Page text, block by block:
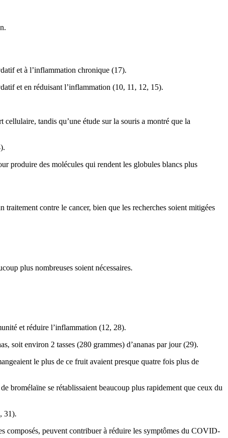
et à l’inflammation chronique (17).
et en réduisant l’inflammation (10, 11, 12, 15).
tandis qu’une étude sur la souris a montré que la
produire des molécules qui rendent les globules blancs plus
contre le cancer, bien que les recherches soient mitigées
plus nombreuses soient nécessaires.
et réduire l’inflammation (12, 28).
soit environ 2 tasses (280 grammes) d’ananas par jour (29).
le plus de ce fruit avaient presque quatre fois plus de
bromélaïne se rétablissaient beaucoup plus rapidement que ceux du
31).
composés, peuvent contribuer à réduire les symptômes du COVID-